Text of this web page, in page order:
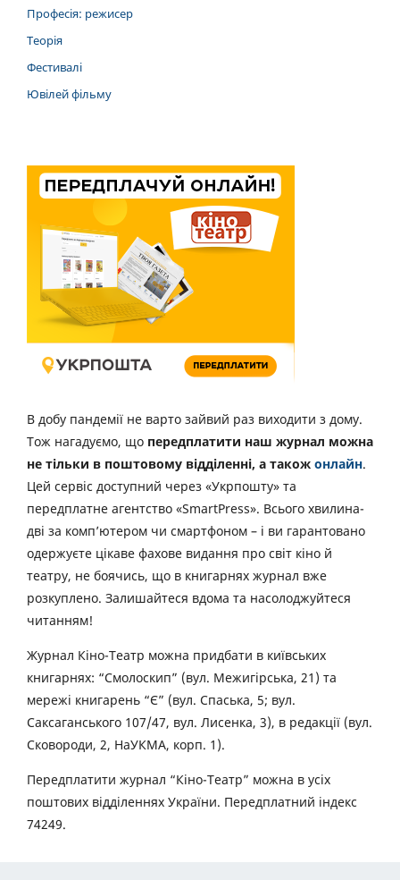
Професія: режисер
Теорія
Фестивалі
Ювілей фільму
В добу пандемії не варто зайвий раз виходити з дому.
Тож нагадуємо, що передплатити наш журнал можна
не тільки в поштовому відділенні, а також онлайн.
Цей сервіс доступний через «Укрпошту» та
передплатне агентство «SmartPress». Всього хвилина-
дві за комп’ютером чи смартфоном – і ви гарантовано
одержуєте цікаве фахове видання про світ кіно й
театру, не боячись, що в книгарнях журнал вже
розкуплено. Залишайтеся вдома та насолоджуйтеся
читанням!
Журнал Кіно-Театр можна придбати в київських
книгарнях: “Смолоскип” (вул. Межигірська, 21) та
мережі книгарень “Є” (вул. Спаська, 5; вул.
Саксаганського 107/47, вул. Лисенка, 3), в редакції (вул.
Сковороди, 2, НаУКМА, корп. 1).
Передплатити журнал “Кіно-Театр” можна в усіх
поштових відділеннях України. Передплатний індекс
74249.